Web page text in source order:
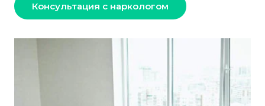
Консультация с наркологом